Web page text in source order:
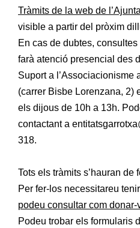
Tràmits de la web de
visible a partir del pròxim
En cas de dubtes,
farà atenció presencial des
Suport a l’Associacionisme
(carrer Bisbe Lorenzana, 2)
els dijous de 10h a 13h.
contactant a
318.
Tots els tràmits s’hauran de
Per fer-los necessitareu
podeu consultar com donar-
Podeu trobar els formularis